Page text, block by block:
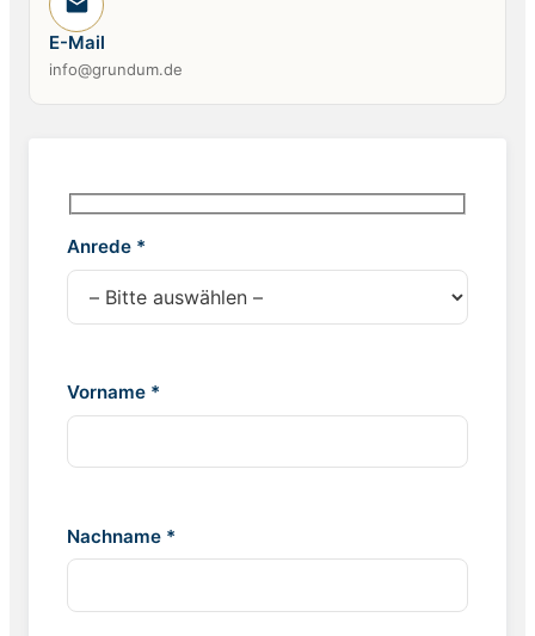
E-Mail
info@grundum.de
Anrede *
Vorname *
Nachname *